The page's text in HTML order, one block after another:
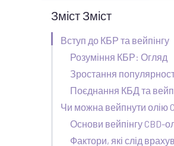
Зміст Зміст
Вступ до КБР та вейпінгу
Розуміння КБР: Огляд
Зростання
Поєднання КБД та
Чи можна вейпнути олію
Основи вейпінгу CBD-
Фактори, які слід